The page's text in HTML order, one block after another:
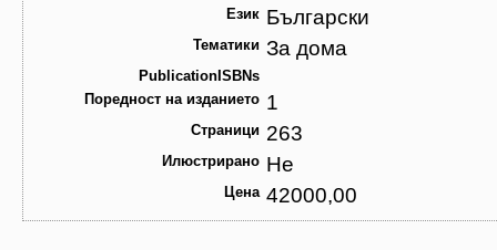
Език Български
Тематики За дома
PublicationISBNs
Поредност на изданието 1
Страници 263
Илюстрирано Не
Цена 42000,00